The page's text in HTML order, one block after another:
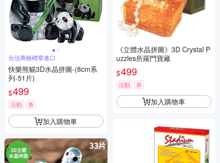
合法商檢標章進口
快樂熊貓3D水晶拼圖-(8cm系
列-51片)
$499
活動 券
加入購物車
《立體水晶拼圖》3D Crystal P
uzzles所羅門寶藏
$499
活動 券
加入購物車